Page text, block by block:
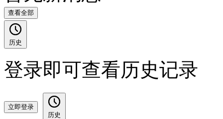
查看全部
历史
登录即可查看历史记录
立即登录
历史